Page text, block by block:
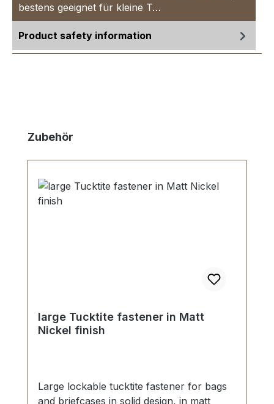
bestens geeignet für kleine T…
Product safety information
Skip product gallery
Zubehör
large Tucktite fastener in Matt
Nickel finish
Large lockable tucktite fastener for bags
and briefcases in solid design, in matt